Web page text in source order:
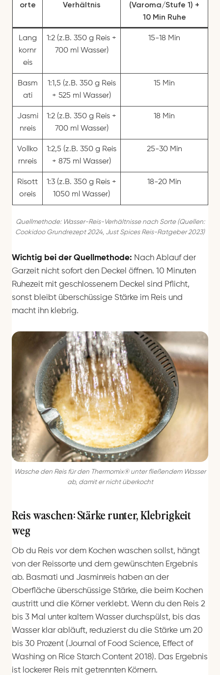
orte Verhältnis
(Varoma/Stufe 1) +
10 Min Ruhe
Lang
kornr
eis
1:2 (z.B. 350 g Reis +
700 ml Wasser)
15-18 Min
Basm
ati
1:1,5 (z.B. 350 g Reis
+ 525 ml Wasser)
15 Min
Jasmi
nreis
1:2 (z.B. 350 g Reis +
700 ml Wasser)
18 Min
Vollko
rnreis
1:2,5 (z.B. 350 g Reis
+ 875 ml Wasser)
25-30 Min
Risott
oreis
1:3 (z.B. 350 g Reis +
1050 ml Wasser)
18-20 Min
Quellmethode: Wasser-Reis-Verhältnisse nach Sorte (Quellen:
Cookidoo Grundrezept 2024, Just Spices Reis-Ratgeber 2023)
Wichtig bei der Quellmethode: Nach Ablauf der
Garzeit nicht sofort den Deckel öffnen. 10 Minuten
Ruhezeit mit geschlossenem Deckel sind Pflicht,
sonst bleibt überschüssige Stärke im Reis und
macht ihn klebrig.
Wasche den Reis für den Thermomix® unter fließendem Wasser
ab, damit er nicht überkocht
Reis waschen: Stärke runter, Klebrigkeit
weg
Ob du Reis vor dem Kochen waschen sollst, hängt
von der Reissorte und dem gewünschten Ergebnis
ab. Basmati und Jasminreis haben an der
Oberfläche überschüssige Stärke, die beim Kochen
austritt und die Körner verklebt. Wenn du den Reis 2
bis 3 Mal unter kaltem Wasser durchspülst, bis das
Wasser klar abläuft, reduzierst du die Stärke um 20
bis 30 Prozent (Journal of Food Science, Effect of
Washing on Rice Starch Content 2018). Das Ergebnis
ist lockerer Reis mit getrennten Körnern.